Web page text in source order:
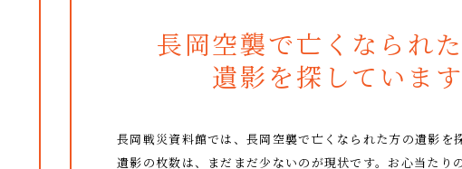
長岡空襲で亡くなられ
遺影を探しています
長岡戦災資料館では、長岡空襲で亡くなられた方の遺影を
遺影の枚数は、まだまだ少ないのが現状です。お心当たり